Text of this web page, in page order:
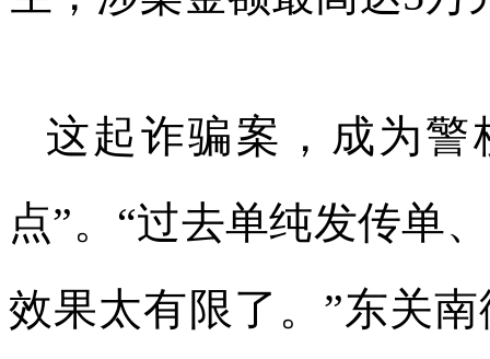
这起诈骗案，成为
点”。“过去单纯发传单
效果太有限了。”东关